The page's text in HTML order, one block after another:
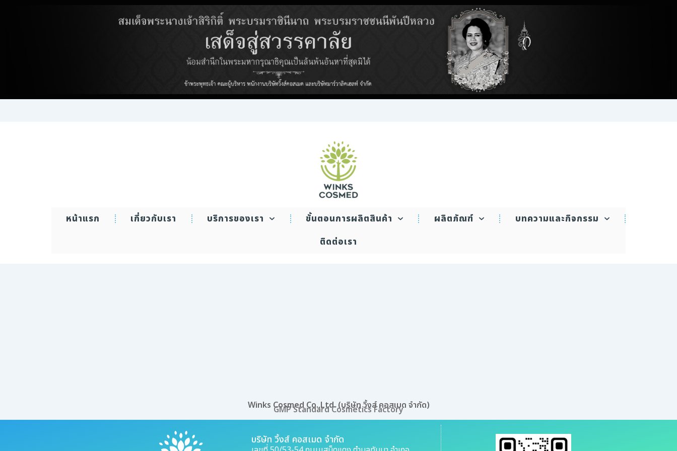
WINKS COSMED
หน้าแรก เกี่ยวกับเรา บริการของเรา ขั้นตอนการผลิตสินค้า ผลิตภัณฑ์
บทความและกิจกรรม
ติดต่อเรา
Winks Cosmed Co.,Ltd. (บริษัท วิ้งส์ คอสเมด จำกัด)
GMP Standard Cosmetics Factory
บริษัท วิ้งส์ คอสเมด จำกัด